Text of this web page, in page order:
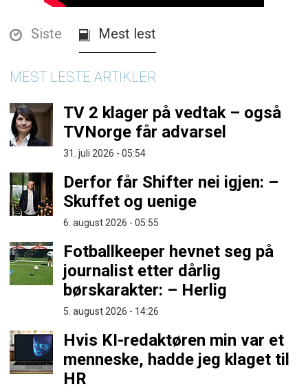
Siste Mest lest
MEST LESTE ARTIKLER
TV 2 klager på vedtak – også
TVNorge får advarsel
31. juli 2026 - 05:54
Derfor får Shifter nei igjen: –
Skuffet og uenige
6. august 2026 - 05:55
Fotballkeeper hevnet seg på
journalist etter dårlig
børskarakter: – Herlig
5. august 2026 - 14:26
Hvis KI-redaktøren min var et
menneske, hadde jeg klaget til
HR